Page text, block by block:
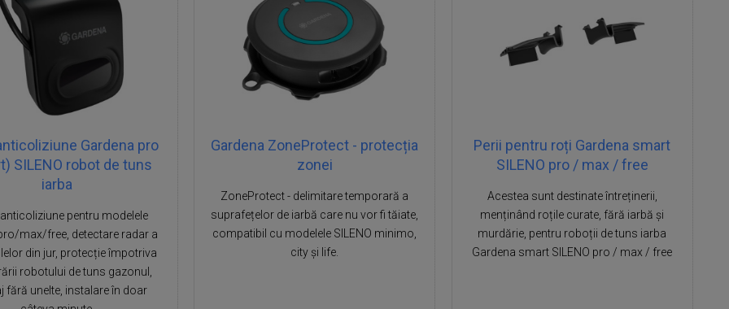
Gardena pro
SILENO robot de tuns
iarba
pentru modelele
max/free, detectare radar a
din jur, protecție împotriva
robotului de tuns gazonul,
fără unelte, instalare în doar
Gardena ZoneProtect - protecția
zonei
ZoneProtect - delimitare temporară a
suprafețelor de iarbă care nu vor fi tăiate,
compatibil cu modelele SILENO minimo,
city și life.
Perii pentru roți Gardena smart
SILENO pro / max / free
Acestea sunt destinate întreținerii,
menținând roțile curate, fără iarbă și
murdărie, pentru roboții de tuns iarba
Gardena smart SILENO pro / max / free